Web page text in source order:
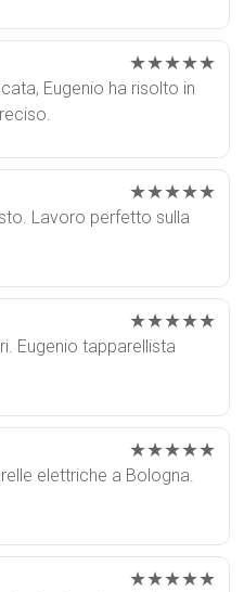
★★★★★
Eugenio ha risolto in
★★★★★
Lavoro perfetto sulla
★★★★★
Eugenio tapparellista
★★★★★
elettriche a Bologna.
★★★★★